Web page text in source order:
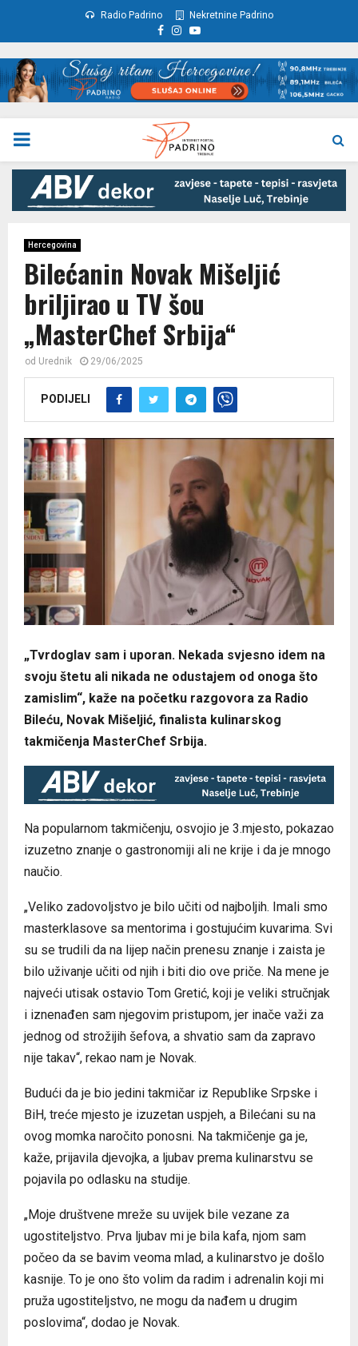
Radio Padrino Nekretnine Padrino
Facebook
Instagram
Youtube
PRIMARY
MENU
Hercegovina
Bilećanin Novak Mišeljić
briljirao u TV šou
„MasterChef Srbija“
od Urednik 29/06/2025
PODIJELI
„Tvrdoglav sam i uporan. Nekada svjesno idem na
svoju štetu ali nikada ne odustajem od onoga što
zamislim“, kaže na početku razgovora za Radio
Bileću, Novak Mišeljić, finalista kulinarskog
takmičenja MasterChef Srbija.
Na popularnom takmičenju, osvojio je 3.mjesto, pokazao
izuzetno znanje o gastronomiji ali ne krije i da je mnogo
naučio.
„Veliko zadovoljstvo je bilo učiti od najboljih. Imali smo
masterklasove sa mentorima i gostujućim kuvarima. Svi
su se trudili da na lijep način prenesu znanje i zaista je
bilo uživanje učiti od njih i biti dio ove priče. Na mene je
najveći utisak ostavio Tom Gretić, koji je veliki stručnjak
i iznenađen sam njegovim pristupom, jer inače važi za
jednog od strožijih šefova, a shvatio sam da zapravo
nije takav“, rekao nam je Novak.
Budući da je bio jedini takmičar iz Republike Srpske i
BiH, treće mjesto je izuzetan uspjeh, a Bilećani su na
ovog momka naročito ponosni. Na takmičenje ga je,
kaže, prijavila d‌jevojka, a ljubav prema kulinarstvu se
pojavila po odlasku na studije.
„Moje društvene mreže su uvijek bile vezane za
ugostiteljstvo. Prva ljubav mi je bila kafa, njom sam
počeo da se bavim veoma mlad, a kulinarstvo je došlo
kasnije. To je ono što volim da radim i adrenalin koji mi
pruža ugostiteljstvo, ne mogu da nađem u drugim
poslovima“, dodao je Novak.